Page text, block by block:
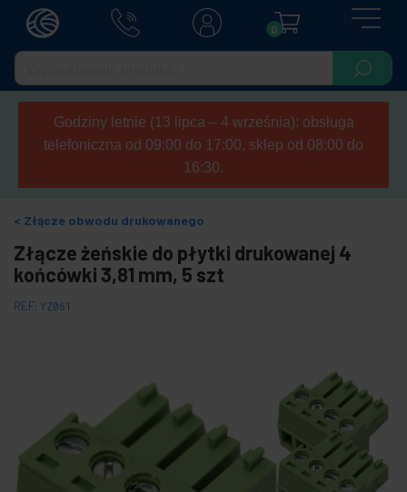
0
Godziny letnie (13 lipca – 4 września): obsługa
telefoniczna od 09:00 do 17:00, sklep od 08:00 do
16:30.
Złącze obwodu drukowanego
Złącze żeńskie do płytki drukowanej 4
końcówki 3,81 mm, 5 szt
REF: YZ061